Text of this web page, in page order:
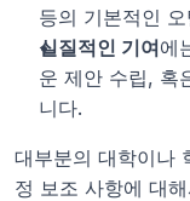
등의 기본적인
실질적인 기여에
운 제안 수립, 혹
니다.
대부분의 대학이나
정 보조 사항에 대